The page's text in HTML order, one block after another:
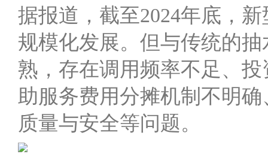
据报道，截至2024年底，
规模化发展。但与传统的
熟，存在调用频率不足、
助服务费用分摊机制不明
质量与安全等问题。